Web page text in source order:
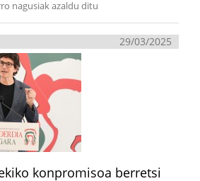
nagusiak azaldu ditu
29/03/2025
konpromisoa berretsi